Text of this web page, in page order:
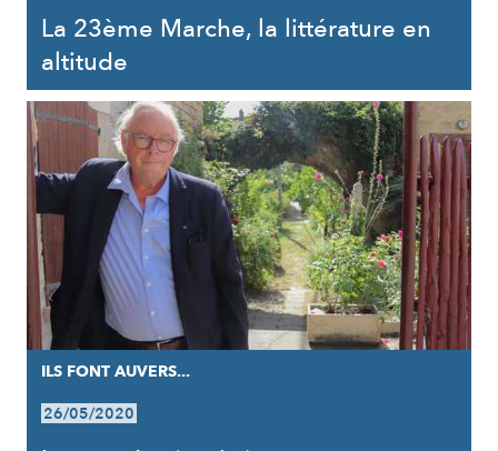
La 23ème Marche, la littérature en
altitude
ILS FONT AUVERS...
26/05/2020